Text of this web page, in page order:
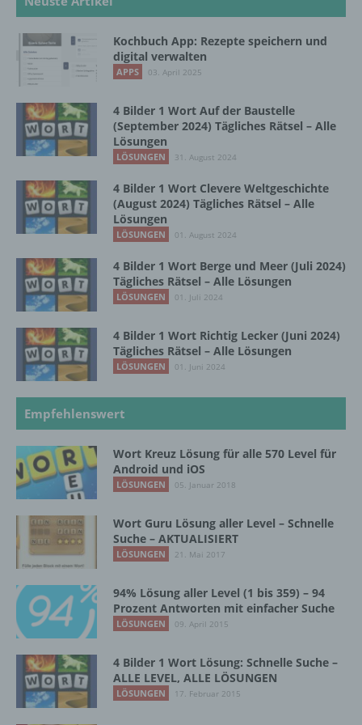
Kochbuch App: Rezepte speichern und
digital verwalten
APPS 03. April 2025
4 Bilder 1 Wort Auf der Baustelle
(September 2024) Tägliches Rätsel – Alle
Lösungen
LÖSUNGEN 31. August 2024
4 Bilder 1 Wort Clevere Weltgeschichte
(August 2024) Tägliches Rätsel – Alle
Lösungen
LÖSUNGEN 01. August 2024
4 Bilder 1 Wort Berge und Meer (Juli 2024)
Tägliches Rätsel – Alle Lösungen
LÖSUNGEN 01. Juli 2024
4 Bilder 1 Wort Richtig Lecker (Juni 2024)
Tägliches Rätsel – Alle Lösungen
LÖSUNGEN 01. Juni 2024
Empfehlenswert
Wort Kreuz Lösung für alle 570 Level für
Android und iOS
LÖSUNGEN 05. Januar 2018
Wort Guru Lösung aller Level – Schnelle
Suche – AKTUALISIERT
LÖSUNGEN 21. Mai 2017
94% Lösung aller Level (1 bis 359) – 94
Prozent Antworten mit einfacher Suche
LÖSUNGEN 09. April 2015
4 Bilder 1 Wort Lösung: Schnelle Suche –
ALLE LEVEL, ALLE LÖSUNGEN
LÖSUNGEN 17. Februar 2015
vorherzusagen.
f) Pseudonymisierung
Pseudonymisierung ist die Verarbeitung
personenbezogener Daten in einer Weise,
auf welche die personenbezogenen Daten
ohne Hinzuziehung zusätzlicher
betroffenen Person zugeordnet werden
können, sofern diese zusätzlichen
Informationen gesondert aufbewahrt werden
und technischen und organisatorischen
Maßnahmen unterliegen, die gewährleisten,
dass die personenbezogenen Daten nicht
einer identifizierten oder identifizierbaren
natürlichen Person zugewiesen werden.
g) Verantwortlicher oder für die Verarbeitung
Verantwortlicher
Verantwortlicher oder für die Verarbeitung
oder andere Stelle, die allein oder
gemeinsam mit anderen über die Zwecke
und Mittel der Verarbeitung von
Sind die Zwecke und Mittel dieser
Verarbeitung durch das Unionsrecht oder
das Recht der Mitgliedstaaten vorgegeben,
so kann der Verantwortliche
beziehungsweise können die bestimmten
Kriterien seiner Benennung nach dem
Unionsrecht oder dem Recht der
Mitgliedstaaten vorgesehen werden.
h) Auftragsverarbeiter